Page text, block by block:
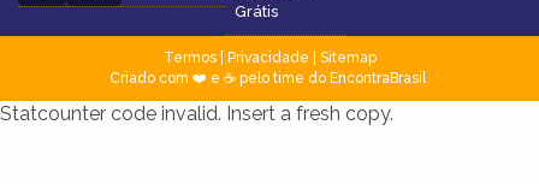
Grátis
Termos| Privacidade
Sitemap
Criado com ❤️ e ☕ pelo time do EncontraBrasil
Statcounter code invalid. Insert a fresh copy.